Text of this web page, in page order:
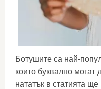
Ботушите са най-
които буквално могат
нататък в статията